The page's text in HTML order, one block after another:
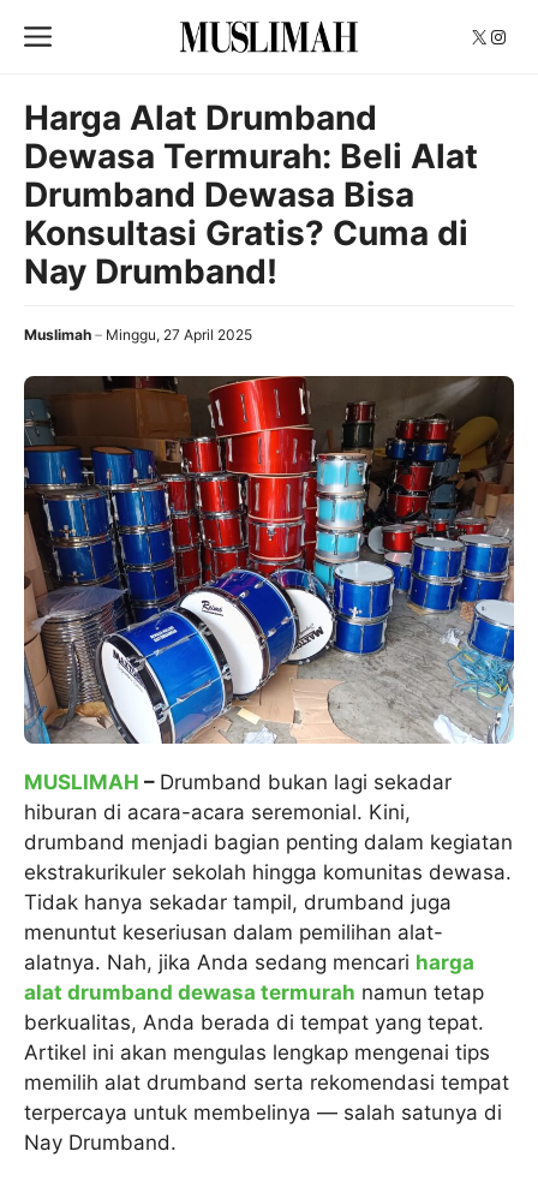
X
Menu
Harga Alat Drumband
Dewasa Termurah: Beli Alat
Drumband Dewasa Bisa
Konsultasi Gratis? Cuma di
Nay Drumband!
Muslimah Minggu, 27 April 2025
MUSLIMAH – Drumband bukan lagi sekadar
hiburan di acara-acara seremonial. Kini,
drumband menjadi bagian penting dalam kegiatan
ekstrakurikuler sekolah hingga komunitas dewasa.
Tidak hanya sekadar tampil, drumband juga
menuntut keseriusan dalam pemilihan alat-
alatnya. Nah, jika Anda sedang mencari harga
alat drumband dewasa termurah namun tetap
berkualitas, Anda berada di tempat yang tepat.
Artikel ini akan mengulas lengkap mengenai tips
memilih alat drumband serta rekomendasi tempat
terpercaya untuk membelinya — salah satunya di
Nay Drumband.